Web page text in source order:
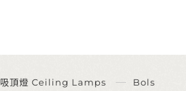
吸頂燈 Ceiling Lamps Bols